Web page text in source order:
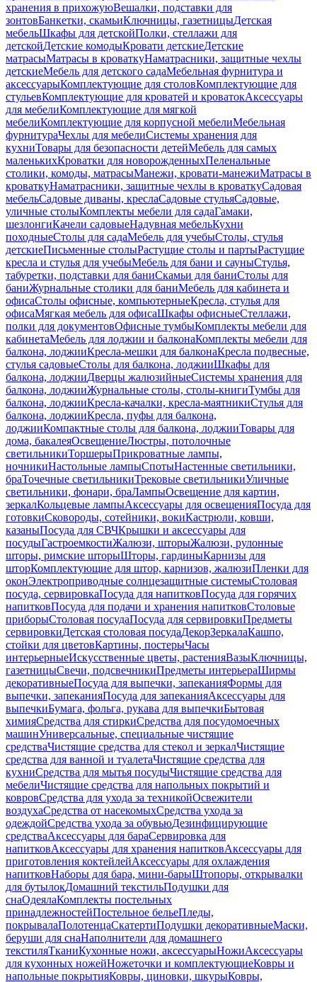
хранения в прихожуюВешалки, подставки для
зонтовБанкетки, скамьиКлючницы, газетницыДетская
мебельШкафы для детскойПолки, стеллажи для
детскойДетские комодыКровати детскиеДетские
матрасыМатрасы в кроваткуНаматрасники, защитные чехлы
детскиеМебель для детского садаМебельная фурнитура и
аксессуарыКомплектующие для столовКомплектующие для
стульевКомплектующие для кроватей и кроватокАксессуары
для мебелиКомплектующие для мягкой
мебелиКомплектующие для корпусной мебелиМебельная
фурнитураЧехлы для мебелиСистемы хранения для
кухниТовары для безопасности детейМебель для самых
маленькихКроватки для новорожденныхПеленальные
столики, комоды, матрасыМанежи, кровати-манежиМатрасы в
кроваткуНаматрасники, защитные чехлы в кроваткуСадовая
мебельСадовые диваны, креслаСадовые стульяСадовые,
уличные столыКомплекты мебели для садаГамаки,
шезлонгиКачели садовыеНадувная мебельКухни
походныеСтолы для садаМебель для учебыСтолы, стулья
детскиеПисьменные столыРастущие столы и партыРастущие
кресла и стулья для учебыМебель для бани и сауныСтулья,
табуретки, подставки для баниСкамьи для баниСтолы для
баниЖурнальные столики для баниМебель для кабинета и
офисаСтолы офисные, компьютерныеКресла, стулья для
офисаМягкая мебель для офисаШкафы офисныеСтеллажи,
полки для документовОфисные тумбыКомплекты мебели для
кабинетаМебель для лоджии и балконаКомплекты мебели для
балкона, лоджииКресла-мешки для балконаКресла подвесные,
стулья садовыеСтолы для балкона, лоджииШкафы для
балкона, лоджииДверцы жалюзийныеСистемы хранения для
балкона, лоджииЖурнальные столы, столы-книгиТумбы для
балкона, лоджииКресла-качалки, кресла-маятникиСтулья для
балкона, лоджииКресла, пуфы для балкона,
лоджииКомпактные столы для балкона, лоджииТовары для
дома, бакалеяОсвещениеЛюстры, потолочные
светильникиТоршерыПрикроватные лампы,
ночникиНастольные лампыСпотыНастенные светильники,
браТочечные светильникиТрековые светильникиУличные
светильники, фонари, браЛампыОсвещение для картин,
зеркалКольцевые лампыАксессуары для освещенияПосуда для
готовкиСковороды, сотейники, вокиКастрюли, ковши,
казаныПосуда для СВЧКрышки и аксессуары для
посудыГастроемкостиЖалюзи, шторыЖалюзи, рулонные
шторы, римские шторыШторы, гардиныКарнизы для
шторКомплектующие для штор, карнизов, жалюзиПленки для
оконЭлектроприводные солнцезащитные системыСтоловая
посуда, сервировкаПосуда для напитковПосуда для горячих
напитковПосуда для подачи и хранения напитковСтоловые
приборыСтоловая посудаПосуда для сервировкиПредметы
сервировкиДетская столовая посудаДекорЗеркалаКашпо,
стойки для цветовКартины, постерыЧасы
интерьерныеИскусственные цветы, растенияВазыКлючницы,
газетницыСвечи, подсвечникиПредметы интерьераШирмы
декоративныеПосуда для выпечки, запеканияФормы для
выпечки, запеканияПосуда для запеканияАксессуары для
выпечкиБумага, фольга, рукава для выпечкиБытовая
химияСредства для стиркиСредства для посудомоечных
машинУниверсальные, специальные чистящие
средстваЧистящие средства для стекол и зеркалЧистящие
средства для ванной и туалетаЧистящие средства для
кухниСредства для мытья посудыЧистящие средства для
мебелиЧистящие средства для напольных покрытий и
ковровСредства для ухода за техникойОсвежители
воздухаСредства от насекомыхСредства ухода за
одеждойСредства ухода за обувьюДезинфицирующие
средстваАксессуары для бараСервировка для
напитковАксессуары для хранения напитковАксессуары для
приготовления коктейлейАксессуары для охлаждения
напитковНаборы для бара, мини-барыШтопоры, открывалки
для бутылокДомашний текстильПодушки для
снаОдеялаКомплекты постельных
принадлежностейПостельное бельеПледы,
покрывалаПолотенцаСкатертиПодушки декоративныеМаски,
беруши для снаНаполнители для домашнего
текстиляТканиКухонные ножи, аксессуарыНожиАксессуары
для кухонных ножейНожеточки и комплектующиеКовры и
напольные покрытияКовры, циновки, шкурыКовры,